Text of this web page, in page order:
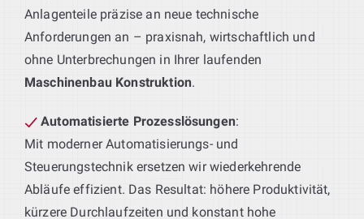
Anlagenteile präzise an neue technische
Anforderungen an – praxisnah, wirtschaftlich und
ohne Unterbrechungen in Ihrer laufenden
Maschinenbau Konstruktion.
Automatisierte Prozesslösungen:
Mit moderner Automatisierungs- und
Steuerungstechnik ersetzen wir wiederkehrende
Abläufe effizient. Das Resultat: höhere Produktivität,
kürzere Durchlaufzeiten und konstant hohe